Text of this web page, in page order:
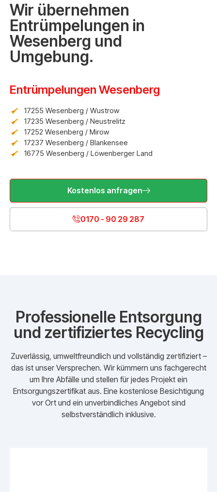
Wir übernehmen
Entrümpelungen in
Wesenberg und
Umgebung.
Entrümpelungen Wesenberg
17255 Wesenberg / Wustrow
17235 Wesenberg / Neustrelitz
17252 Wesenberg / Mirow
17237 Wesenberg / Blankensee
16775 Wesenberg / Löwenberger Land
Kostenlos anfragen
0170 - 90 29 287
Professionelle Entsorgung
und zertifiziertes Recycling
Zuverlässig, umweltfreundlich und vollständig zertifiziert –
das ist unser Versprechen. Wir kümmern uns fachgerecht
um Ihre Abfälle und stellen für jedes Projekt ein
Entsorgungszertifikat aus. Eine kostenlose Besichtigung
vor Ort und ein unverbindliches Angebot sind
selbstverständlich inklusive.